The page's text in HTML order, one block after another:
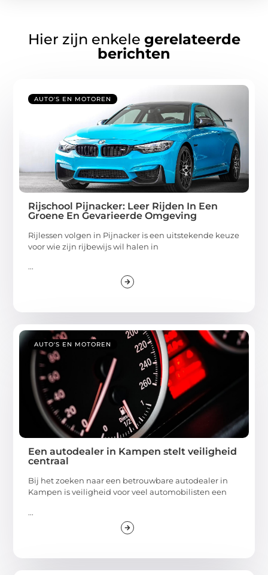
Hier zijn enkele gerelateerde
berichten
AUTO'S EN MOTOREN
Rijschool Pijnacker: Leer Rijden In Een
Groene En Gevarieerde Omgeving
Rijlessen volgen in Pijnacker is een uitstekende keuze
voor wie zijn rijbewijs wil halen in
...
AUTO'S EN MOTOREN
Een autodealer in Kampen stelt veiligheid
centraal
Bij het zoeken naar een betrouwbare autodealer in
Kampen is veiligheid voor veel automobilisten een
...